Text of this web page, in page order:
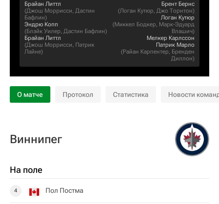
Брайан Литтл
(Джош Моррисси, Дастин
Бафлин)
Эндрю Копп
(Блэйк Уилер, Дастин Бафлин)
Брайан Литтл
(Джош Моррисси, Патрик
Лайне)
Брент Бернс
(Логан Кутюр, Джо Торнтон)
Логан Кутюр
(Миккел Бодкер, Марк-Эдуард
Влашич)
Мелкер Карлссон
Патрик Марло
(Райан Карпентер, Бренден
Диллон)
О матче Протокол Статистика Новости
Виннипег
На поле
4 Пол Постма